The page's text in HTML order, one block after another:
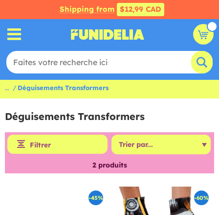
Shipping from $12,99 CAD
... Déguisements Transformers
Déguisements Transformers
Filtrer
2produits
-45% -60%